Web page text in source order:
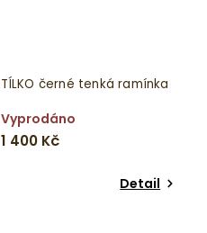
TÍLKO černé tenká ramínka
Vyprodáno
1 400 Kč
Detail